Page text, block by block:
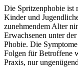
Die Spritzenphobie ist
Kinder und
zunehmendem Alter
Erwachsenen unter
Phobie. Die
Folgen für Betroffene
Praxis, nur